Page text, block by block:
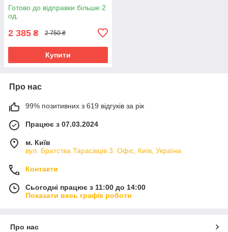
Готово до відправки більше 2
од.
2 385 ₴ 2 750 ₴
Купити
Про нас
99% позитивних з 619 відгуків за рік
Працює з 07.03.2024
м. Київ
вул. Братства Тарасівців 3. Офіс, Київ, Україна
Контакти
Сьогодні працює з 11:00 до 14:00
Показати весь графік роботи
Про нас